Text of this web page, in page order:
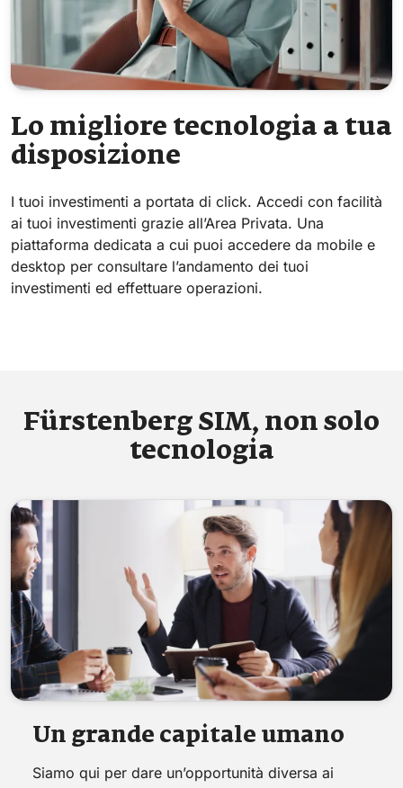
Lo migliore tecnologia a tua
disposizione
I tuoi investimenti a portata di click. Accedi con facilità
ai tuoi investimenti grazie all’Area Privata. Una
piattaforma dedicata a cui puoi accedere da mobile e
desktop per consultare l’andamento dei tuoi
investimenti ed effettuare operazioni.
Fürstenberg SIM, non solo
tecnologia
Un grande capitale umano
Siamo qui per dare un’opportunità diversa ai